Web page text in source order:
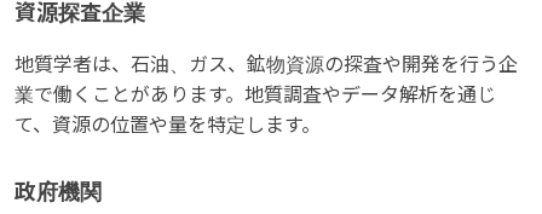
資源探査企業
地質学者は、石油、ガス、鉱物資源の探査や開発を行う企
業で働くことがあります。地質調査やデータ解析を通じ
て、資源の位置や量を特定します。
政府機関